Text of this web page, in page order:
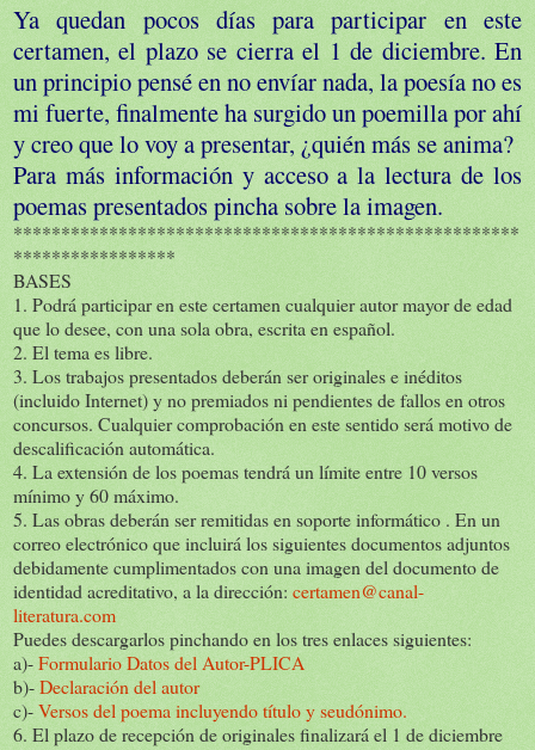
Ya quedan pocos días para participar en este
certamen, el plazo se cierra el 1 de diciembre. En
un principio pensé en no envíar nada, la poesía no es
mi fuerte, finalmente ha surgido un poemilla por ahí
y creo que lo voy a presentar, ¿quién más se anima?
Para más información y acceso a la lectura de los
poemas presentados pincha sobre la imagen.
*****************************************************
*****************
BASES
1. Podrá participar en este certamen cualquier autor mayor de edad
que lo desee, con una sola obra, escrita en español.
2. El tema es libre.
3. Los trabajos presentados deberán ser originales e inéditos
(incluido Internet) y no premiados ni pendientes de fallos en otros
concursos. Cualquier comprobación en este sentido será motivo de
descalificación automática.
4. La extensión de los poemas tendrá un límite entre 10 versos
mínimo y 60 máximo.
5. Las obras deberán ser remitidas en soporte informático . En un
correo electrónico que incluirá los siguientes documentos adjuntos
debidamente cumplimentados con una imagen del documento de
identidad acreditativo, a la dirección: certamen@canal-
literatura.com
Puedes descargarlos pinchando en los tres enlaces siguientes:
a)-Formulario Datos del Autor-PLICA
b)-Declaración del autor
c)-Versos del poema incluyendo título y seudónimo.
6. El plazo de recepción de originales finalizará el 1 de diciembre